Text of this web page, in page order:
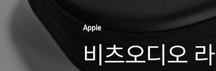
Apple
비츠오디오